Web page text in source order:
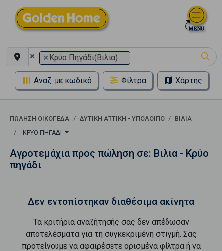
× × Κρύο Πηγάδι(Βιλια)
Αναζ. με κωδικό Φίλτρα Χάρτης
ΠΏΛΗΣΗ ΟΙΚΌΠΕΔΑ ΔΥΤΙΚΗ ΑΤΤΙΚΗ - ΥΠΟΛΟΙΠΟ
ΒΙΛΙΑ
ΚΡΎΟ ΠΗΓΆΔΙ
Αγροτεμάχια προς πώληση σε: Βιλια - Κρύο
πηγάδι
Δεν εντοπίστηκαν διαθέσιμα ακίνητα
Τα κριτήρια αναζήτησής σας δεν απέδωσαν
αποτελέσματα για τη συγκεκριμένη στιγμή. Σας
προτείνουμε να αφαιρέσετε ορισμένα φίλτρα ή να